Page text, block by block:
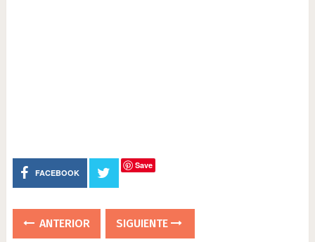
FACEBOOK
Save
ANTERIOR SIGUIENTE